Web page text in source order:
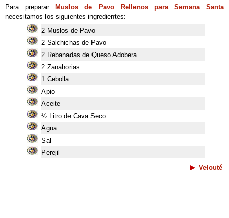
Para preparar
Muslos de Pavo Rellenos para Semana Santa
necesitamos los siguientes ingredientes:
2 Muslos de Pavo
2 Salchichas de Pavo
2 Rebanadas de Queso Adobera
2 Zanahorias
1 Cebolla
Apio
Aceite
½ Litro de Cava Seco
Agua
Sal
Perejil
Velouté